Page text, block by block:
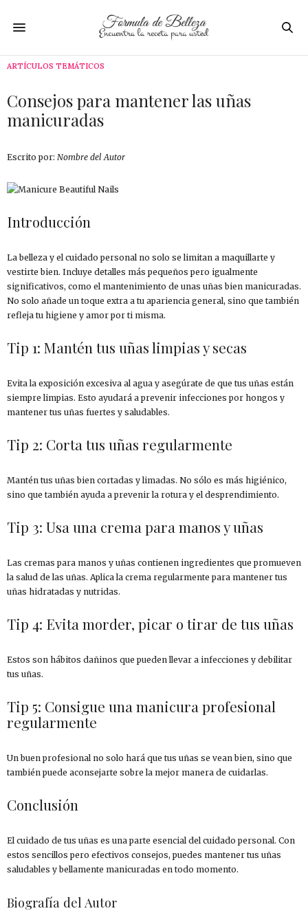
ARTÍCULOS TEMÁTICOS
Consejos para mantener las uñas
manicuradas
Escrito por: Nombre del Autor
Introducción
La belleza y el cuidado personal no solo se limitan a maquillarte y
vestirte bien. Incluye detalles más pequeños pero igualmente
significativos, como el mantenimiento de unas uñas bien manicuradas.
No solo añade un toque extra a tu apariencia general, sino que también
refleja tu higiene y amor por ti misma.
Tip 1: Mantén tus uñas limpias y secas
Evita la exposición excesiva al agua y asegúrate de que tus uñas están
siempre limpias. Esto ayudará a prevenir infecciones por hongos y
mantener tus uñas fuertes y saludables.
Tip 2: Corta tus uñas regularmente
Mantén tus uñas bien cortadas y limadas. No sólo es más higiénico,
sino que también ayuda a prevenir la rotura y el desprendimiento.
Tip 3: Usa una crema para manos y uñas
Las cremas para manos y uñas contienen ingredientes que promueven
la salud de las uñas. Aplica la crema regularmente para mantener tus
uñas hidratadas y nutridas.
Tip 4: Evita morder, picar o tirar de tus uñas
Estos son hábitos dañinos que pueden llevar a infecciones y debilitar
tus uñas.
Tip 5: Consigue una manicura profesional
regularmente
Un buen profesional no solo hará que tus uñas se vean bien, sino que
también puede aconsejarte sobre la mejor manera de cuidarlas.
Conclusión
El cuidado de tus uñas es una parte esencial del cuidado personal. Con
estos sencillos pero efectivos consejos, puedes mantener tus uñas
saludables y bellamente manicuradas en todo momento.
Biografía del Autor